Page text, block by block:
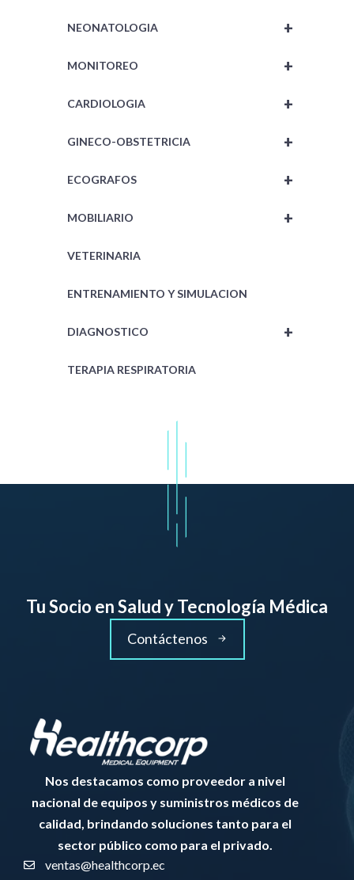
+
NEONATOLOGIA
+
MONITOREO
+
CARDIOLOGIA
+
GINECO-OBSTETRICIA
+
ECOGRAFOS
+
MOBILIARIO
VETERINARIA
ENTRENAMIENTO Y SIMULACION
+
DIAGNOSTICO
TERAPIA RESPIRATORIA
Tu Socio en Salud y Tecnología Médica
Contáctenos
Nos destacamos como proveedor a nivel
nacional de equipos y suministros médicos de
calidad, brindando soluciones tanto para el
sector público como para el privado.
ventas@healthcorp.ec